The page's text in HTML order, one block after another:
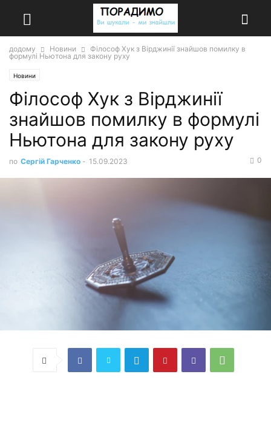
додому Новини
Філософ Хук з Вірджинії знайшов помилку в
формулі Ньютона для закону руху
Новини
Філософ Хук з Вірджинії
знайшов помилку в формулі
Ньютона для закону руху
по Сергій Гарченко - 15.09.2023 0